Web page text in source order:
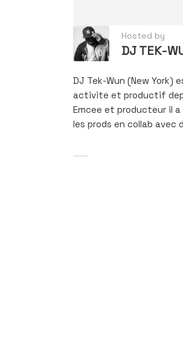
Hosted by
DJ TEK-
DJ Tek-Wun (New York)
activite et productif
Emcee et producteur il
les prods en collab avec